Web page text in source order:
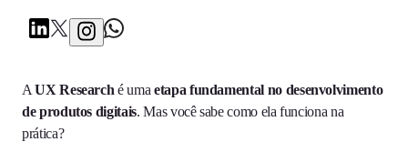
AUX Researché uma etapa fundamental no desenvolvimento
de produtos digitais. Mas você sabe como ela funciona na
prática?